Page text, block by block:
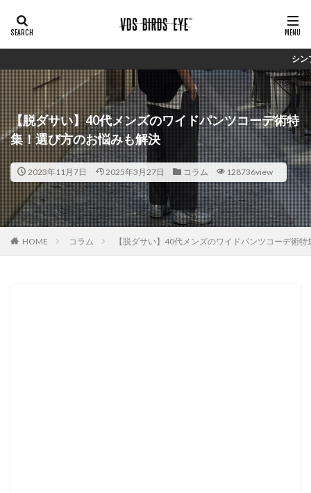
シンプルで安価ながらしっかりとした生
【脱ダサい】40代メンズのワイドパンツコーデ術特
集！選び方のお悩みも解決
2023年11月7日 2025年3月27日 コラム 128736view
HOME コラム 【脱ダサい】40代メンズのワイドパンツコーデ術